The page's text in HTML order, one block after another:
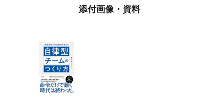
添付画像・資料